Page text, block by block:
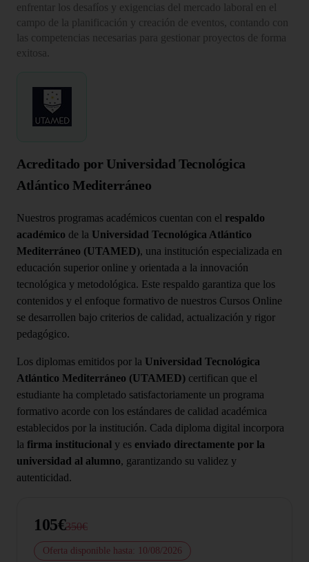
enfrentar los desafíos y exigencias del mercado laboral en el
campo de la planificación y creación de eventos, contando con
las competencias necesarias para gestionar proyectos de forma
exitosa.
Acreditado por Universidad Tecnológica
Atlántico Mediterráneo
Nuestros programas académicos cuentan con el respaldo
académico de la Universidad Tecnológica Atlántico
Mediterráneo (UTAMED), una institución especializada en
educación superior online y orientada a la innovación
tecnológica y metodológica. Este respaldo garantiza que los
contenidos y el enfoque formativo de nuestros Cursos Online
se desarrollen bajo criterios de calidad, actualización y rigor
pedagógico.
Los diplomas emitidos por la Universidad Tecnológica
Atlántico Mediterráneo (UTAMED) certifican que el
estudiante ha completado satisfactoriamente un programa
formativo acorde con los estándares de calidad académica
establecidos por la institución. Cada diploma digital incorpora
la firma institucional y es enviado directamente por la
universidad al alumno, garantizando su validez y
autenticidad.
105€350€
Oferta disponible hasta: 10/08/2026